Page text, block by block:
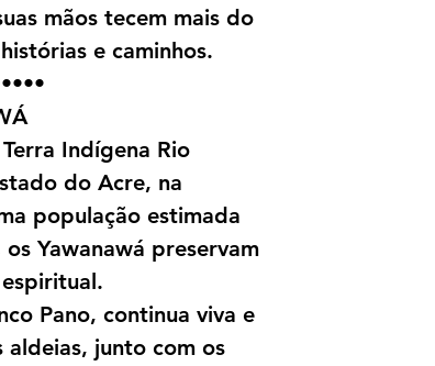
mãos tecem mais do
e caminhos.
Indígena Rio
do Acre, na
população estimada
Yawanawá preservam
Pano, continua viva e
aldeias, junto com os